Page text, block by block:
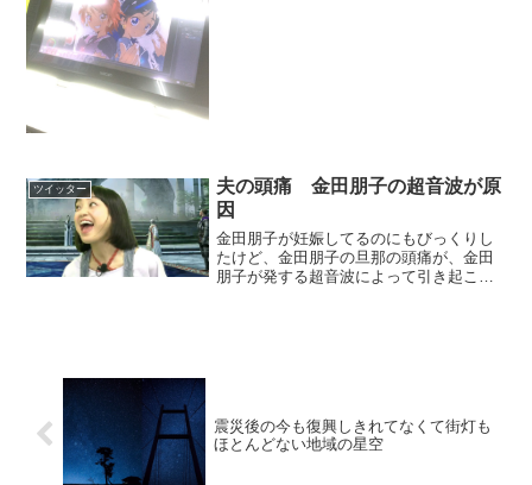
ツイッター
夫の頭痛 金田朋子の超音波が原
因
金田朋子が妊娠してるのにもびっくりし
たけど、金田朋子の旦那の頭痛が、金田
朋子が発する超音波によって引き起こさ
震災後の今も復興しきれてなくて街灯も
ほとんどない地域の星空